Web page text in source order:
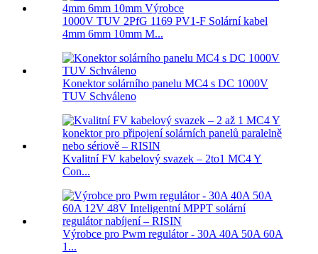
1000V TUV 2PfG 1169 PV1-F Solární kabel
4mm 6mm 10mm M...
Konektor solárního panelu MC4 s DC 1000V
TUV Schváleno
Kvalitní FV kabelový svazek – 2to1 MC4 Y
Con...
Výrobce pro Pwm regulátor - 30A 40A 50A 60A
1...